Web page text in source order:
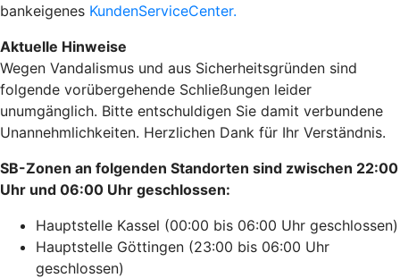
bankeigenes KundenServiceCenter.
Aktuelle Hinweise
Wegen Vandalismus und aus Sicherheitsgründen sind
folgende vorübergehende Schließungen leider
unumgänglich. Bitte entschuldigen Sie damit verbundene
Unannehmlichkeiten. Herzlichen Dank für Ihr Verständnis.
SB-Zonen an folgenden Standorten sind zwischen 22:00
Uhr und 06:00 Uhr geschlossen:
Hauptstelle Kassel (00:00 bis 06:00 Uhr geschlossen)
Hauptstelle Göttingen (23:00 bis 06:00 Uhr
geschlossen)